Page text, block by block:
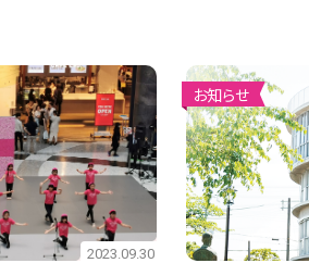
2023.09.30
お知らせ